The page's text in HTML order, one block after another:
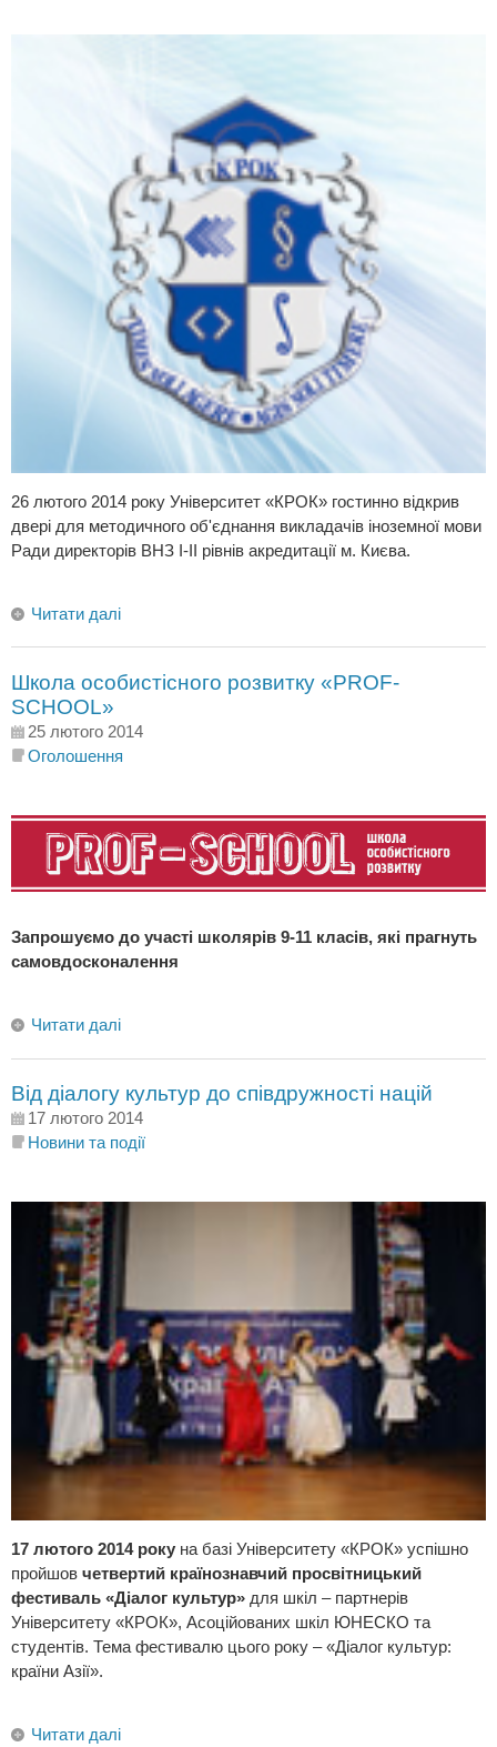
26 лютого 2014 року Університет «КРОК» гостинно відкрив
двері для методичного об'єднання викладачів іноземної мови
Ради директорів ВНЗ І-ІІ рівнів акредитації м. Києва.
Читати далі
Школа особистісного розвитку «PROF-
SCHOOL»
25 лютого 2014
Оголошення
Запрошуємо до участі школярів 9-11 класів, які прагнуть
самовдосконалення
Читати далі
Від діалогу культур до співдружності націй
17 лютого 2014
Новини та події
17 лютого 2014 року на базі Університету «КРОК» успішно
пройшов четвертий країнознавчий просвітницький
фестиваль «Діалог культур» для шкіл – партнерів
Університету «КРОК», Асоційованих шкіл ЮНЕСКО та
студентів. Тема фестивалю цього року – «Діалог культур:
країни Азії».
Читати далі